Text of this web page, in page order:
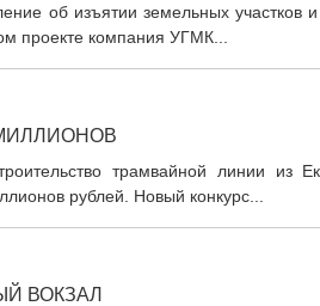
об изъятии земельных участков
проекте компания УГМК...
трамвайной линии из
рублей. Новый конкурс...
ВОКЗАЛ